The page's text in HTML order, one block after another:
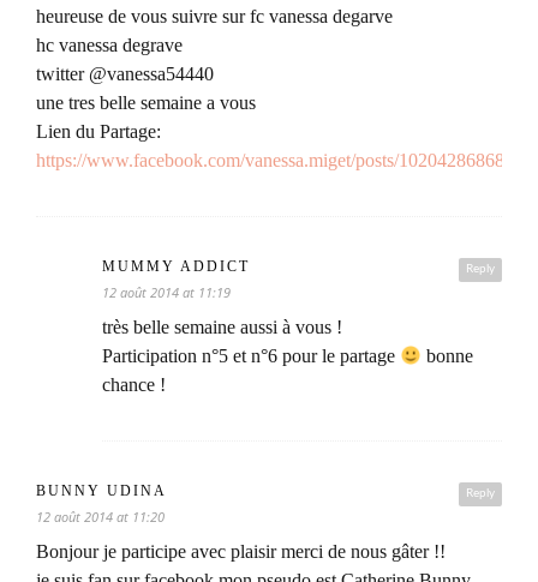
heureuse de vous suivre sur fc vanessa degarve
hc vanessa degrave
twitter @vanessa54440
une tres belle semaine a vous
Lien du Partage:
https://www.facebook.com/vanessa.miget/posts/
Reply
MUMMY ADDICT
12 août 2014 at 11:19
très belle semaine aussi à vous !
Participation n°5 et n°6 pour le partage
bonne
chance !
Reply
BUNNY UDINA
12 août 2014 at 11:20
Bonjour je participe avec plaisir merci de nous gâter !!